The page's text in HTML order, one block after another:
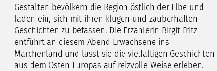
Gestalten bevölkern die Region östlich der Elbe und
laden ein, sich mit ihren klugen und zauberhaften
Geschichten zu befassen. Die Erzählerin Birgit Fritz
entführt an diesem Abend Erwachsene ins
Märchenland und lässt sie die vielfältigen Geschichten
aus dem Osten Europas auf reizvolle Weise erleben.